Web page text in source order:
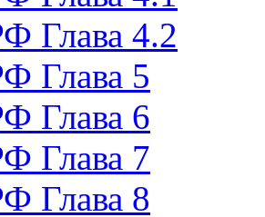
Глава 4.2
Глава 5
Глава 6
Глава 7
Глава 8